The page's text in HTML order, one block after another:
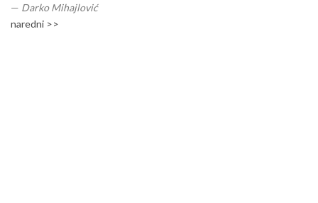
— Darko Mihajlović
naredni >>